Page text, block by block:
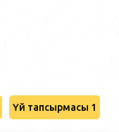
Үй тапсырмасы 1